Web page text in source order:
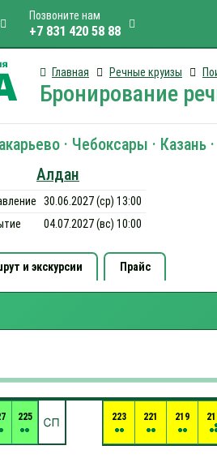
Позвоните нам
+7 831 420 58 88
Главная Речные круизы
Бронирование
· Чебоксары ·
Алдан
30.06.2027 (ср) 13:00
04.07.2027 (вс) 10:00
и экскурсии Прайс
219
221
223
225